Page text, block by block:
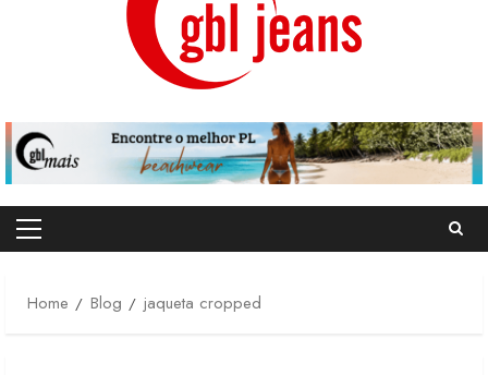
Primary
Home
Blog jaqueta cropped